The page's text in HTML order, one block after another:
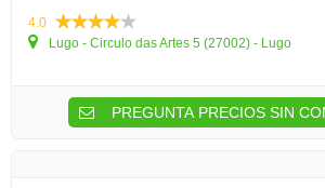
4.0
Lugo - Circulo das Artes 5 (27002) - Lugo
PREGUNTA PRECIOS SIN